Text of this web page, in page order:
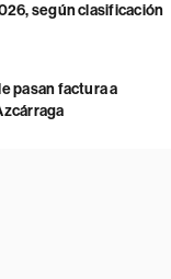
según clasificación
pasan factura a